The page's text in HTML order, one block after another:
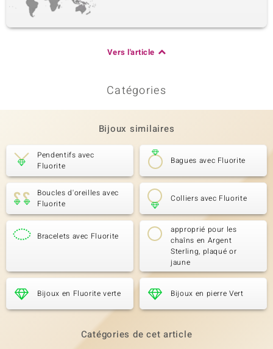
Vers l'article
Catégories
Bijoux similaires
Pendentifs avec
Fluorite
Bagues avec Fluorite
Boucles d'oreilles avec
Fluorite
Colliers avec Fluorite
Bracelets avec Fluorite
approprié pour les
chaîns en Argent
Sterling, plaqué or
jaune
Bijoux en Fluorite verte Bijoux en pierre Vert
Catégories de cet article